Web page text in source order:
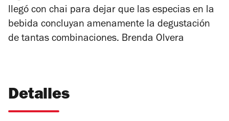
llegó con chai para dejar que las especias en la
bebida concluyan amenamente la degustación
de tantas combinaciones. Brenda Olvera
Detalles